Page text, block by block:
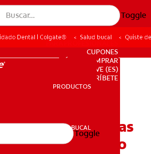
Toggle
PRODUCTOS
SALUD BUCAL
PARA PROFESIONALES
CUPONES
DÓNDE COMPRAR
VE (ES)
SUSCRÍBETE
PRODUCTOS
SALUD BUCAL
Toggle
Dental | Colgate® Salud bucal Quiste
conducto
Causas, síntomas
de tratamiento